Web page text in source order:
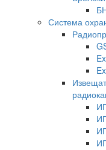
Система